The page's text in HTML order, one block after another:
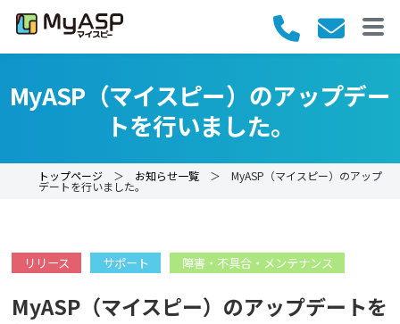
MyASP（マイスピー）のアップデー
トを行いました。
トップページ ＞ お知らせ一覧 ＞ MyASP（マイスピー）のアップ
デートを行いました。
リリース サポート 障害・不具合・メンテナンス
MyASP（マイスピー）のアップデートを